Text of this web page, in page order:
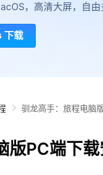
，高清大屏，自由
下载
驯龙高手：旅程电脑
版PC端下